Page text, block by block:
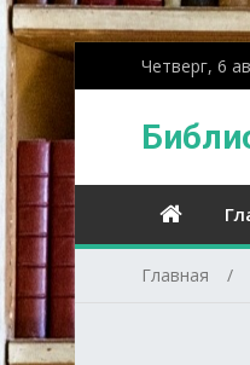
Четверг, 6
Главная